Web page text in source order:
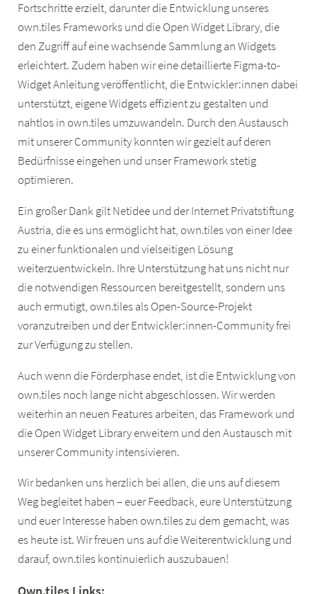
Fortschritte erzielt, darunter die Entwicklung unseres
own.tiles Frameworks und die Open Widget Library, die
den Zugriff auf eine wachsende Sammlung an Widgets
erleichtert. Zudem haben wir eine detaillierte Figma-to-
Widget Anleitung veröffentlicht, die Entwickler:innen dabei
unterstützt, eigene Widgets effizient zu gestalten und
nahtlos in own.tiles umzuwandeln. Durch den Austausch
mit unserer Community konnten wir gezielt auf deren
Bedürfnisse eingehen und unser Framework stetig
optimieren.
Ein großer Dank gilt Netidee und der Internet Privatstiftung
Austria, die es uns ermöglicht hat, own.tiles von einer Idee
zu einer funktionalen und vielseitigen Lösung
weiterzuentwickeln. Ihre Unterstützung hat uns nicht nur
die notwendigen Ressourcen bereitgestellt, sondern uns
auch ermutigt, own.tiles als Open-Source-Projekt
voranzutreiben und der Entwickler:innen-Community frei
zur Verfügung zu stellen.
Auch wenn die Förderphase endet, ist die Entwicklung von
own.tiles noch lange nicht abgeschlossen. Wir werden
weiterhin an neuen Features arbeiten, das Framework und
die Open Widget Library erweitern und den Austausch mit
unserer Community intensivieren.
Wir bedanken uns herzlich bei allen, die uns auf diesem
Weg begleitet haben – euer Feedback, eure Unterstützung
und euer Interesse haben own.tiles zu dem gemacht, was
es heute ist. Wir freuen uns auf die Weiterentwicklung und
darauf, own.tiles kontinuierlich auszubauen!